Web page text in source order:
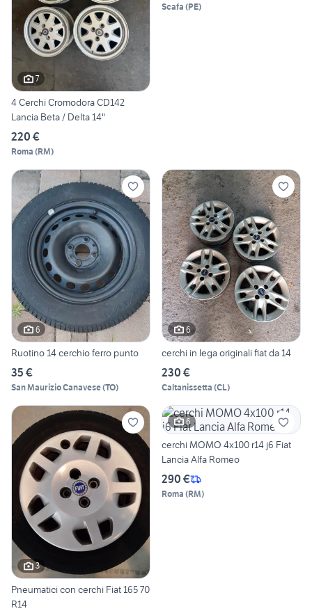
7
4 Cerchi Cromodora CD142
Lancia Beta / Delta 14"
220 €
Roma (RM)
Scafa (PE)
6
Ruotino 14 cerchio ferro punto
35 €
San Maurizio Canavese(TO)
6
cerchi in lega originali fiat da 14
230 €
Caltanissetta (CL)
3
Pneumatici con cerchi Fiat 165 70
R14
6
cerchi MOMO 4x100 r14 j6 Fiat
Lancia Alfa Romeo
290 €
Roma (RM)